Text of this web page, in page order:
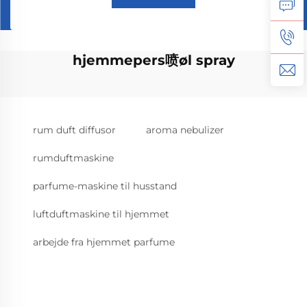
hjemmepers喷øl spray
rum duft diffusor aroma nebulizer
rumduftmaskine
parfume-maskine til husstand
luftduftmaskine til hjemmet
arbejde fra hjemmet parfume